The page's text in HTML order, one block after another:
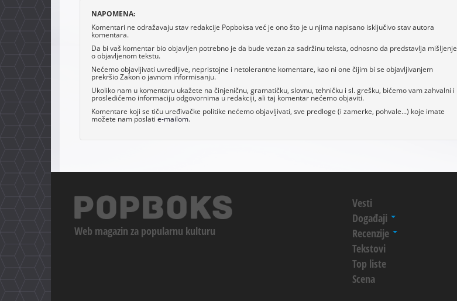
NAPOMENA:
Komentari ne odražavaju stav redakcije Popboksa već je ono što je u njima napisano isključivo stav autora
komentara.
Da bi vaš komentar bio objavljen potrebno je da bude vezan za sadržinu teksta, odnosno da predstavlja mišljenje
o objavljenom tekstu.
Nećemo objavljivati uvredljive, nepristojne i netolerantne komentare, kao ni one čijim bi se objavljivanjem
prekršio Zakon o javnom informisanju.
Ukoliko nam u komentaru ukažete na činjeničnu, gramatičku, slovnu, tehničku i sl. grešku, bićemo vam zahvalni i
prosledićemo informaciju odgovornima u redakciji, ali taj komentar nećemo objaviti.
Komentare koji se tiču uređivačke politike nećemo objavljivati, sve predloge (i zamerke, pohvale...) koje imate
možete nam poslati e-mailom.
Web magazin za popularnu kulturu
Vesti
Događaji
Recenzije
Tekstovi
Top liste
Scena